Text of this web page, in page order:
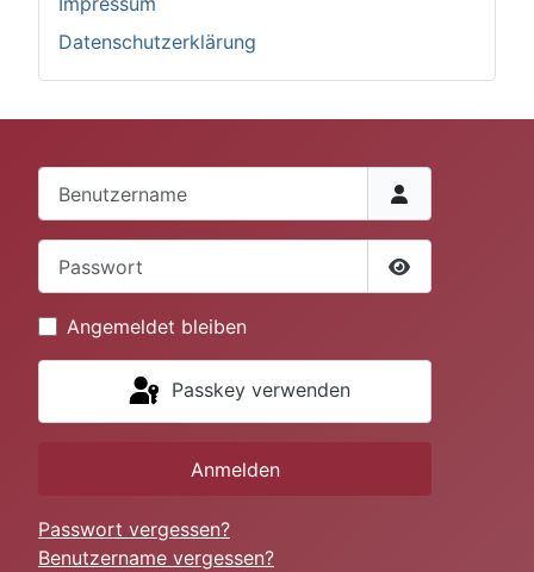
Datenschutzerklärung
Passwort
Angemeldet bleiben
Passkey verwenden
Anmelden
Passwort vergessen?
Benutzername vergessen?